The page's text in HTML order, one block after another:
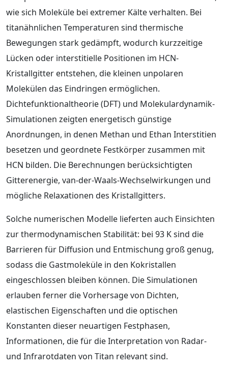
wie sich Moleküle bei extremer Kälte verhalten. Bei
titanähnlichen Temperaturen sind thermische
Bewegungen stark gedämpft, wodurch kurzzeitige
Lücken oder interstitielle Positionen im HCN-
Kristallgitter entstehen, die kleinen unpolaren
Molekülen das Eindringen ermöglichen.
Dichtefunktionaltheorie (DFT) und Molekulardynamik-
Simulationen zeigten energetisch günstige
Anordnungen, in denen Methan und Ethan Interstitien
besetzen und geordnete Festkörper zusammen mit
HCN bilden. Die Berechnungen berücksichtigten
Gitterenergie, van-der-Waals-Wechselwirkungen und
mögliche Relaxationen des Kristallgitters.
Solche numerischen Modelle lieferten auch Einsichten
zur thermodynamischen Stabilität: bei 93 K sind die
Barrieren für Diffusion und Entmischung groß genug,
sodass die Gastmoleküle in den Kokristallen
eingeschlossen bleiben können. Die Simulationen
erlauben ferner die Vorhersage von Dichten,
elastischen Eigenschaften und die optischen
Konstanten dieser neuartigen Festphasen,
Informationen, die für die Interpretation von Radar-
und Infrarotdaten von Titan relevant sind.